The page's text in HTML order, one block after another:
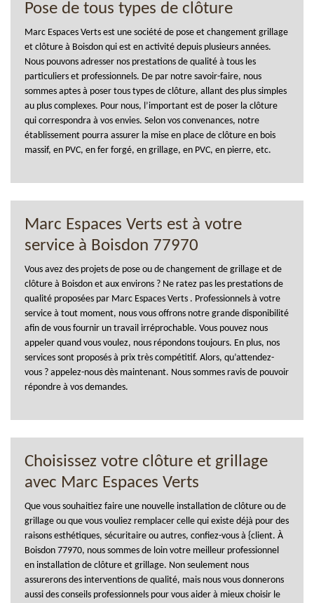
Pose de tous types de clôture
Marc Espaces Verts est une société de pose et changement grillage
et clôture à Boisdon qui est en activité depuis plusieurs années.
Nous pouvons adresser nos prestations de qualité à tous les
particuliers et professionnels. De par notre savoir-faire, nous
sommes aptes à poser tous types de clôture, allant des plus simples
au plus complexes. Pour nous, l’important est de poser la clôture
qui correspondra à vos envies. Selon vos convenances, notre
établissement pourra assurer la mise en place de clôture en bois
massif, en PVC, en fer forgé, en grillage, en PVC, en pierre, etc.
Marc Espaces Verts est à votre
service à Boisdon 77970
Vous avez des projets de pose ou de changement de grillage et de
clôture à Boisdon et aux environs ? Ne ratez pas les prestations de
qualité proposées par Marc Espaces Verts . Professionnels à votre
service à tout moment, nous vous offrons notre grande disponibilité
afin de vous fournir un travail irréprochable. Vous pouvez nous
appeler quand vous voulez, nous répondons toujours. En plus, nos
services sont proposés à prix très compétitif. Alors, qu’attendez-
vous ? appelez-nous dès maintenant. Nous sommes ravis de pouvoir
répondre à vos demandes.
Choisissez votre clôture et grillage
avec Marc Espaces Verts
Que vous souhaitiez faire une nouvelle installation de clôture ou de
grillage ou que vous vouliez remplacer celle qui existe déjà pour des
raisons esthétiques, sécuritaire ou autres, confiez-vous à {client. À
Boisdon 77970, nous sommes de loin votre meilleur professionnel
en installation de clôture et grillage. Non seulement nous
assurerons des interventions de qualité, mais nous vous donnerons
aussi des conseils professionnels pour vous aider à mieux choisir le